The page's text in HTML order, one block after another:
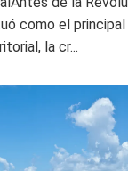
como el
la cr...